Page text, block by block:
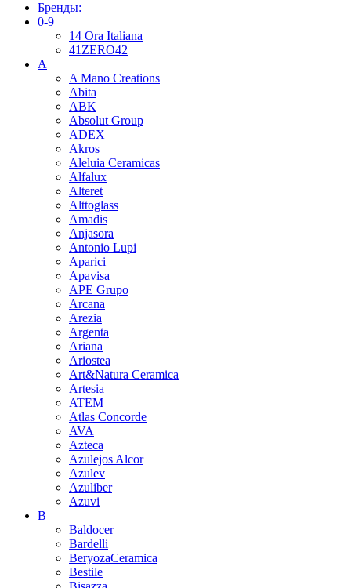
Бренды:
0-9
14 Ora Italiana
41ZERO42
A
A Mano Creations
Abita
ABK
Absolut Group
ADEX
Akros
Aleluia Ceramicas
Alfalux
Alteret
Alttoglass
Amadis
Anjasora
Antonio Lupi
Aparici
Apavisa
APE Grupo
Arcana
Arezia
Argenta
Ariana
Ariostea
Art&Natura Ceramica
Artesia
ATEM
Atlas Concorde
AVA
Azteca
Azulejos Alcor
Azulev
Azuliber
Azuvi
B
Baldocer
Bardelli
BeryozaCeramica
Bestile